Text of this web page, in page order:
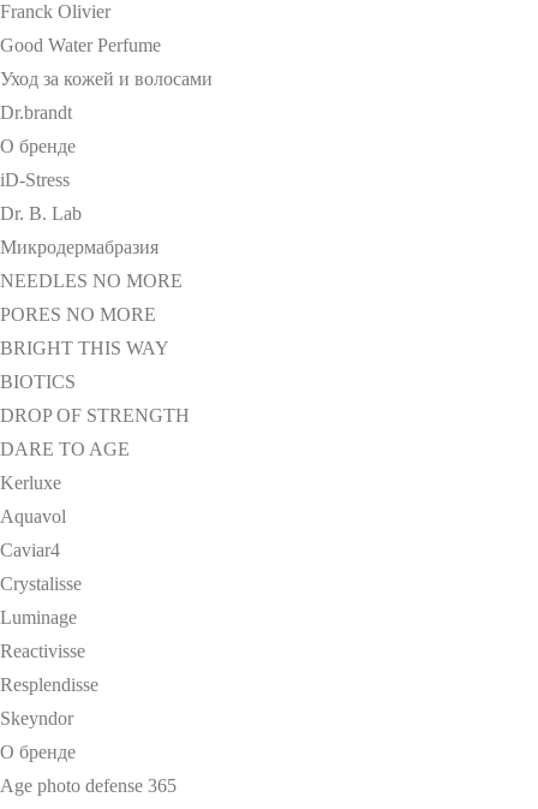
Franck Olivier
Good Water Perfume
Уход за кожей и волосами
Dr.brandt
О бренде
iD-Stress
Dr. B. Lab
Микродермабразия
NEEDLES NO MORE
PORES NO MORE
BRIGHT THIS WAY
BIOTICS
DROP OF STRENGTH
DARE TO AGE
Kerluxe
Aquavol
Caviar4
Crystalisse
Luminage
Reactivisse
Resplendisse
Skeyndor
О бренде
Age photo defense 365